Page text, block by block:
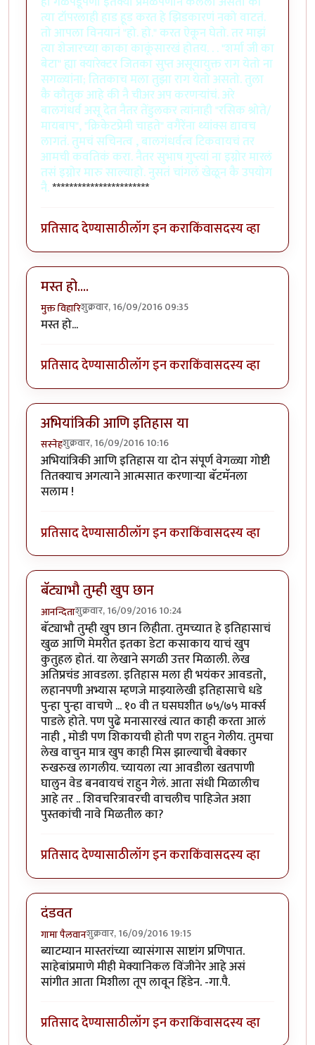
त्या टॉपरलाही हाड हूड करत हे झिडकारणं नको वाटतं.
तो आपला विनयानं "हो. हो." करत ऐकून घेतो. तर माझं
त्या शेजारच्या काका काकूंसारखं होतय. . . "शर्मा जी का
बेटा" ह्या क्यारेक्टर जितका सुप्त असूयायुक्त राग येतो ना
सगळ्यांना; तितकाच मला तुझा राग येतो असतो. तुला
कै कौतुक आहे की नै चीअर अप करणर्‍यांचं. अरे
बालगंधर्व असू देत नैतर तेंडुलकर त्यांनाही "रसिक श्रोते/
मायबाप", "क्रिकेटप्रेमी चाहते" वगैरेंना थ्यांक्स द्यावच
लागतं. तुमचं सचिनत्व , बालगंधर्वत्व टिकवायचं तर
आमची कवतिकं करा. नैतर सुभाष गुप्त्यां ना इग्नोर मारलं
तसं इग्नोर मारु साल्याहो. नुसतं चांगलं खेळून कै उपयोग
नै.***********************
प्रतिसाद देण्यासाठीलॉग इन कराकिंवासदस्य व्हा
मस्त हो....
मुक्त विहारिशुक्रवार, 16/09/2016 09:35
मस्त हो...
प्रतिसाद देण्यासाठीलॉग इन कराकिंवासदस्य व्हा
अभियांत्रिकी आणि इतिहास या
सस्नेहशुक्रवार, 16/09/2016 10:16
अभियांत्रिकी आणि इतिहास या दोन संपूर्ण वेगळ्या गोष्टी
तितक्याच अगत्याने आत्मसात करणाऱ्या बॅटमॅनला
सलाम !
प्रतिसाद देण्यासाठीलॉग इन कराकिंवासदस्य व्हा
बॅट्याभौ तुम्ही खुप छान
आनन्दिताशुक्रवार, 16/09/2016 10:24
बॅट्याभौ तुम्ही खुप छान लिहीता. तुमच्यात हे इतिहासाचं
खुळ आणि मेमरीत इतका डेटा कसाकाय याचं खुप
कुतुहल होतं. या लेखाने सगळी उत्तर मिळाली. लेख
अतिप्रचंड आवडला. इतिहास मला ही भयंकर आवडतो,
लहानपणी अभ्यास म्हणजे माझ्यालेखी इतिहासाचे धडे
पुन्हा पुन्हा वाचणे ... १० वी त घसघशीत ७५/७५ मार्क्स
पाडले होते. पण पुढे मनासारखं त्यात काही करता आलं
नाही , मोडी पण शिकायची होती पण राहुन गेलीय. तुमचा
लेख वाचुन मात्र खुप काही मिस झाल्याची बेक्कार
रुखरुख लागलीय. च्यायला त्या आवडीला खतपाणी
घालुन वेड बनवायचं राहुन गेलं. आता संधी मिळालीच
आहे तर .. शिवचरित्रावरची वाचलीच पाहिजेत अशा
पुस्तकांची नावे मिळतील का?
प्रतिसाद देण्यासाठीलॉग इन कराकिंवासदस्य व्हा
दंडवत
गामा पैलवानशुक्रवार, 16/09/2016 19:15
ब्याटम्यान मास्तरांच्या व्यासंगास साष्टांग प्रणिपात.
साहेबांप्रमाणे मीही मेक्यानिकल विंजीनेर आहे असं
सांगीत आता मिशीला तूप लावून हिंडेन. -गा.पै.
प्रतिसाद देण्यासाठीलॉग इन कराकिंवासदस्य व्हा